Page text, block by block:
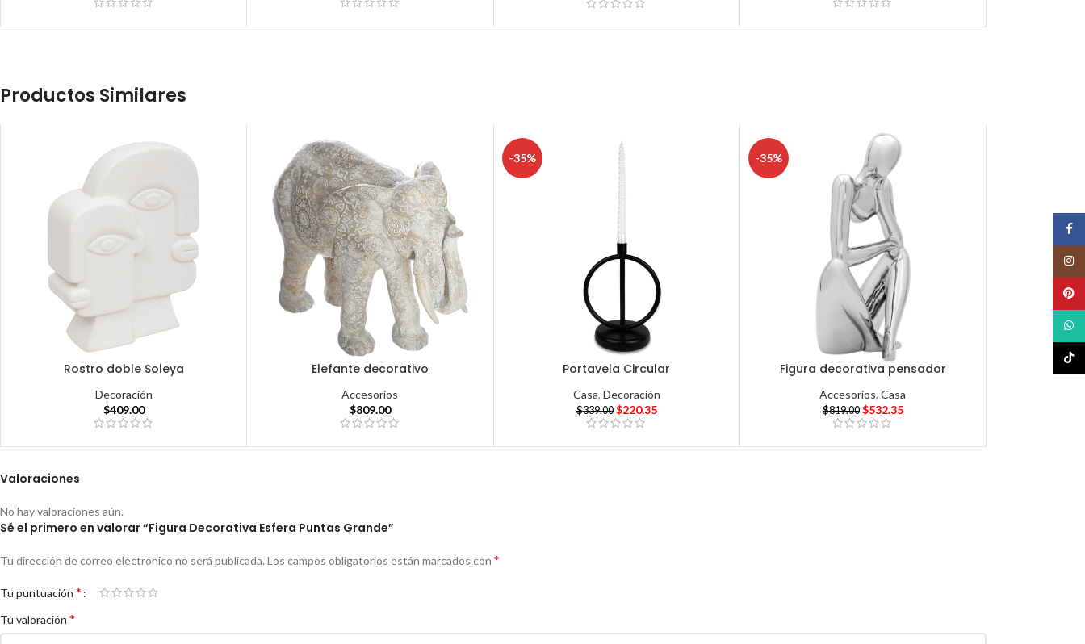
Productos Similares
Rostro doble Soleya
Decoración
$409.00
Elefante decorativo
Accesorios
$809.00
-35%
Portavela Circular
Casa, Decoración
$339.00 $220.35
-35%
Figura decorativa pensador
Accesorios,Casa
$819.00 $532.35
Valoraciones
No hay valoraciones aún.
Sé el primero en valorar “Figura Decorativa Esfera Puntas Grande”
Tu dirección de correo electrónico no será publicada. Los campos obligatorios están marcados con *
Tu puntuación *
Tu valoración *